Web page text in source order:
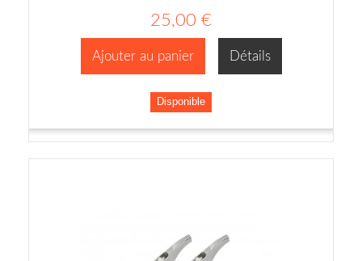
25,00 €
Ajouter au panier Détails
Disponible